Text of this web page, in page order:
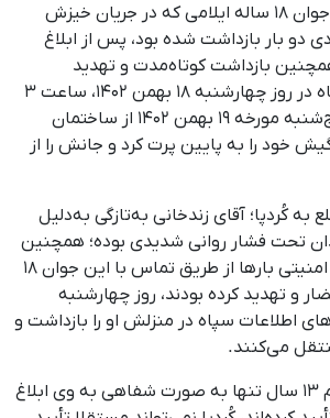
محمدکمیل زندخانی، جوان ۱۸ ساله ایلامی که در جریان خیزش
دو بار بازداشت شده بود، پس از ابلاغ
همچنین بازداشت کوتاه‌مدت و تهدید
نیروهای اطلاعات سپاه در روز چهارشنبه ۱۸ بهمن ۱۴۰۲، ساعت ۳
نصف شب بامداد پنج‌شنبه مورخه ۱۹ بهمن ۱۴۰۲ از ساختمان
خود را به پایین پرت کرد و جانش را از
کُردپا؛ آقای زندخانی به‌تازگی به‌دلیل
۱۳ سال زندان تحت فشار روانی شدیدی بوده؛ همچنین
پس از آنکه نهادهای امنیتی بارها از طریق تماس با این جوان ۱۸
و تهدید کرده بودند، روز چهارشنبه
۱۴۰۲ نیروهای اطلاعات سپاه در منزلش او را بازداشت و
می‌کنند.
با توجه به اینکه حکم ۱۳ سال تنها به‌ صورت شفاهی به وی ابلاغ